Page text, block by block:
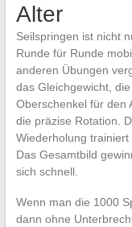
Alter
Seilspringen ist nicht
Runde für Runde
anderen Übungen
das Gleichgewicht,
Oberschenkel für den
die präzise Rotation.
Wiederholung trainiert
Das Gesamtbild
sich schnell.
Wenn man die 1000
dann ohne